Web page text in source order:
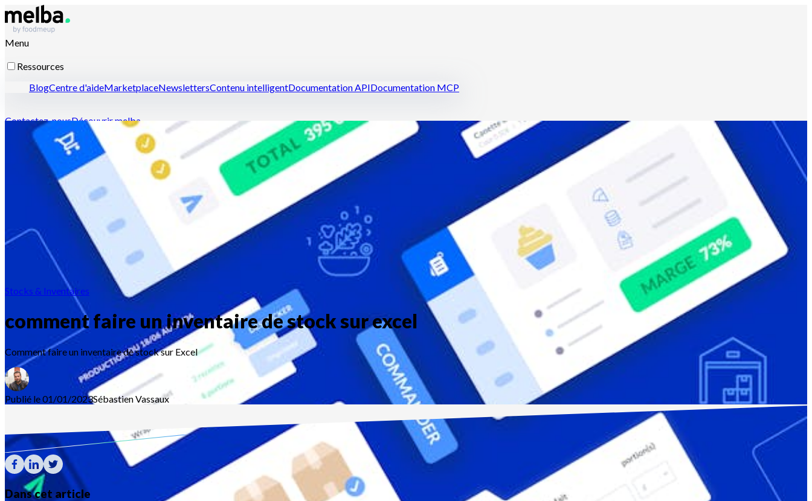
Menu
Ressources
BlogCentre d'aideMarketplaceNewslettersContenu intelligentDocumentation APIDocumentation MCP
Contactez-nousDécouvrir melba
Stocks & Inventaires
comment faire un inventaire de stock sur excel
Comment faire un inventaire de stock sur Excel
Publié le 01/01/2023SébastienVassaux
Dans cet article